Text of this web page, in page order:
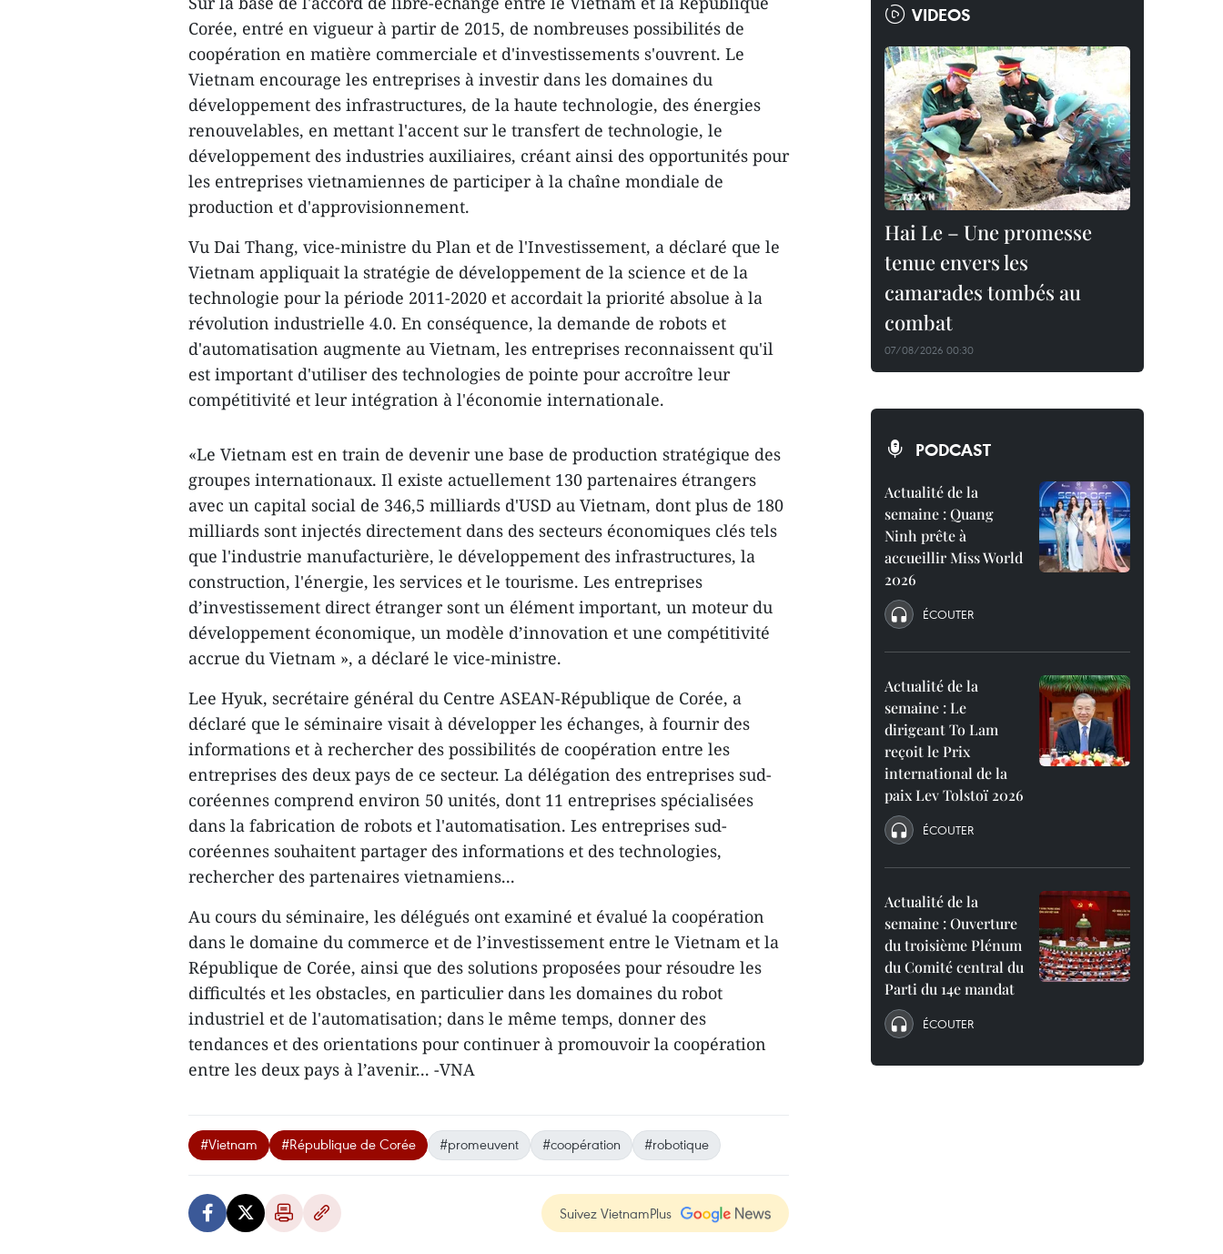
Corée, entré en vigueur à partir de 2015, de nombreuses possibilités de
coopération en matière commerciale et d'investissements s'ouvrent. Le
Vietnam encourage les entreprises à investir dans les domaines du
développement des infrastructures, de la haute technologie, des énergies
renouvelables, en mettant l'accent sur le transfert de technologie, le
développement des industries auxiliaires, créant ainsi des opportunités pour
les entreprises vietnamiennes de participer à la chaîne mondiale de
production et d'approvisionnement.
Vu Dai Thang, vice-ministre du Plan et de l'Investissement, a déclaré que le
Vietnam appliquait la stratégie de développement de la science et de la
technologie pour la période 2011-2020 et accordait la priorité absolue à la
révolution industrielle 4.0. En conséquence, la demande de robots et
d'automatisation augmente au Vietnam, les entreprises reconnaissent qu'il
est important d'utiliser des technologies de pointe pour accroître leur
compétitivité et leur intégration à l'économie internationale.
«Le Vietnam est en train de devenir une base de production stratégique des
groupes internationaux. Il existe actuellement 130 partenaires étrangers
avec un capital social de 346,5 milliards d'USD au Vietnam, dont plus de 180
milliards sont injectés directement dans des secteurs économiques clés tels
que l'industrie manufacturière, le développement des infrastructures, la
construction, l'énergie, les services et le tourisme. Les entreprises
d’investissement direct étranger sont un élément important, un moteur du
développement économique, un modèle d’innovation et une compétitivité
accrue du Vietnam », a déclaré le vice-ministre.
Lee Hyuk, secrétaire général du Centre ASEAN-République de Corée, a
déclaré que le séminaire visait à développer les échanges, à fournir des
informations et à rechercher des possibilités de coopération entre les
entreprises des deux pays de ce secteur. La délégation des entreprises sud-
coréennes comprend environ 50 unités, dont 11 entreprises spécialisées
dans la fabrication de robots et l'automatisation. Les entreprises sud-
coréennes souhaitent partager des informations et des technologies,
rechercher des partenaires vietnamiens...
Au cours du séminaire, les délégués ont examiné et évalué la coopération
dans le domaine du commerce et de l’investissement entre le Vietnam et la
République de Corée, ainsi que des solutions proposées pour résoudre les
difficultés et les obstacles, en particulier dans les domaines du robot
industriel et de l'automatisation; dans le même temps, donner des
tendances et des orientations pour continuer à promouvoir la coopération
entre les deux pays à l’avenir... -VNA
#Vietnam #République de Corée #promeuvent #coopération #robotique
Suivez VietnamPlus
VIDEOS
Hai Le – Une promesse
tenue envers les
camarades tombés au
combat
07/08/2026 00:30
PODCAST
Actualité de la
semaine : Quang
Ninh prête à
accueillir Miss World
2026
ÉCOUTER
Actualité de la
semaine : Le
dirigeant To Lam
reçoit le Prix
international de la
paix Lev Tolstoï 2026
ÉCOUTER
Actualité de la
semaine : Ouverture
du troisième Plénum
du Comité central du
Parti du 14e mandat
ÉCOUTER